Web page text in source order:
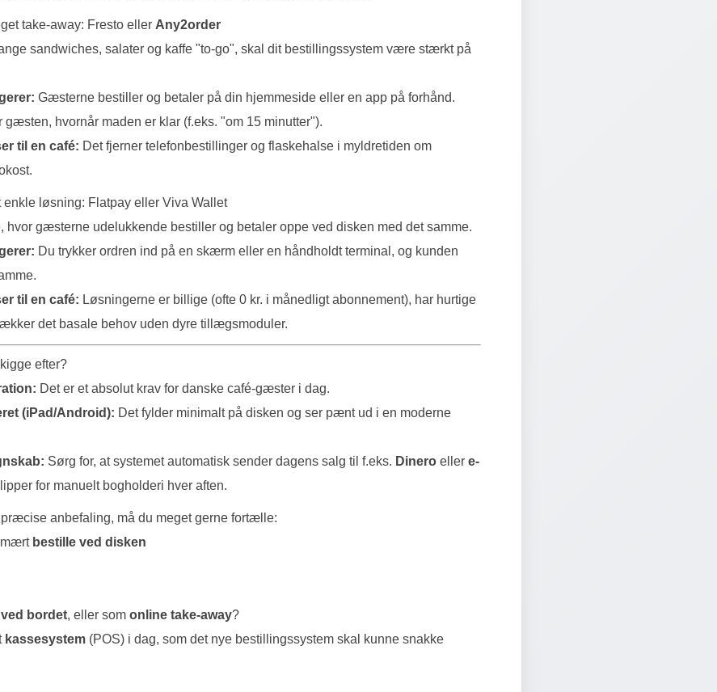
take-away: Fresto eller Any2order
sandwiches, salater og kaffe "to-go", skal dit bestillingssystem være stærkt på
Gæsterne bestiller og betaler på din hjemmeside eller en app på forhånd.
hvornår maden er klar (f.eks. "om 15 minutter").
til en café: Det fjerner telefonbestillinger og flaskehalse i myldretiden om
løsning: Flatpay eller Viva Wallet
hvor gæsterne udelukkende bestiller og betaler oppe ved disken med det samme.
Du trykker ordren ind på en skærm eller en håndholdt terminal, og kunden
til en café: Løsningerne er billige (ofte 0 kr. i månedligt abonnement), har hurtige
det basale behov uden dyre tillægsmoduler.
efter?
Det er et absolut krav for danske café-gæster i dag.
(iPad/Android): Det fylder minimalt på disken og ser pænt ud i en moderne
Sørg for, at systemet automatisk sender dagens salg til f.eks. Dinero eller e-
for manuelt bogholderi hver aften.
anbefaling, må du meget gerne fortælle:
bestille ved disken
bordet, eller som online take-away?
kassesystem (POS) i dag, som det nye bestillingssystem skal kunne snakke